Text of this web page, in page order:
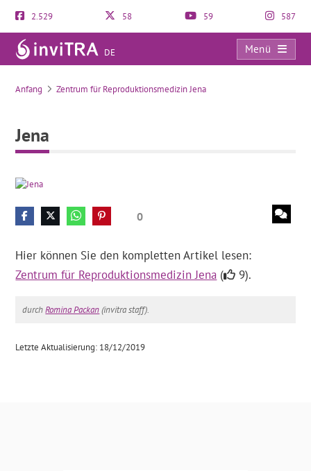
2.529 58 59 587
DE
Menü
Jena
Anfang Zentrum für Reproduktionsmedizin Jena
Jena
0
Hier können Sie den kompletten Artikel lesen:
Zentrum für Reproduktionsmedizin Jena ( 9).
durchRomina Packan(invitra staff).
Letzte Aktualisierung: 18/12/2019